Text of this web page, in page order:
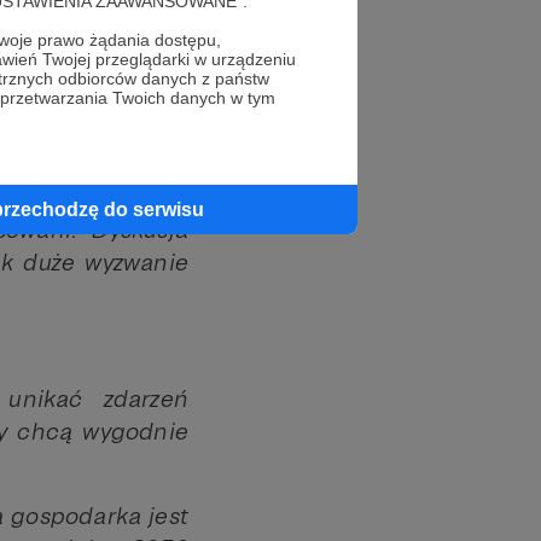
prawo żądania dostępu,
Twojej przeglądarki w urządzeniu
odbiorców danych z państw
Twoich danych w tym
do serwisu
to nie jest zbyt
nam przepisy.
obszarach
przykład w
jest albo
Dyskusja
duże wyzwanie
unikać zdarzeń
chcą wygodnie
gospodarka jest